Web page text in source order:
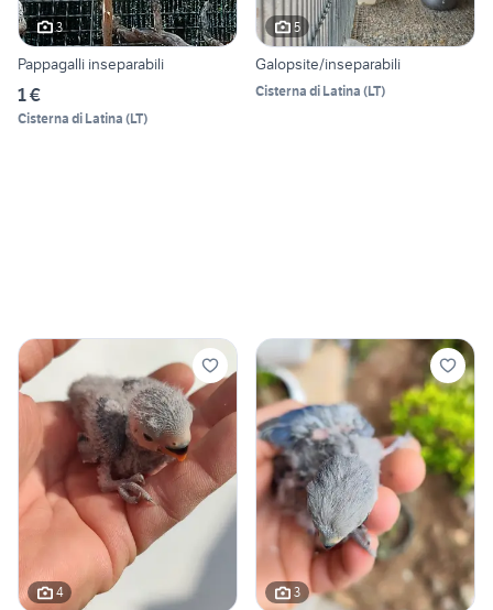
3
Pappagalli inseparabili
1 €
Cisterna di Latina (LT)
5
Galopsite/inseparabili
Cisterna di Latina (LT)
4 3